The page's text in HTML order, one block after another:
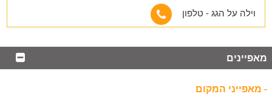
מה בסביבה
חמים, ובית כנסת במרחק הליכה
מגוון אטרקציות: גן לאומי חמת טבריה, העיקר העתיקה, מסלולי
ניתן להזמין באופן עצמאי בתיאום מראש עיסויים
וילה על הגג - טלפון
מאפיינים
- מאפייני המקום